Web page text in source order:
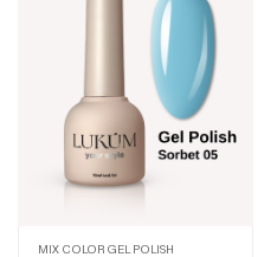
MIX COLOR GEL POLISH